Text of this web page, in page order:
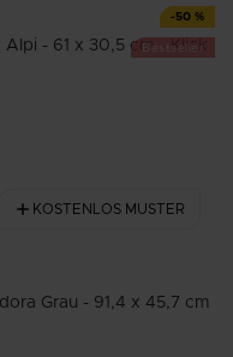
- 50 %
Bestseller
- 61 x 30,5 cm - Klick
KOSTENLOS MUSTER
Grau - 91,4 x 45,7 cm